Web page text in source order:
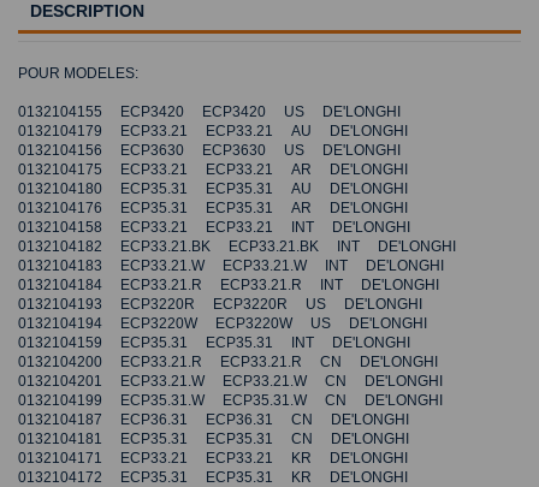
DESCRIPTION
POUR MODELES:
0132104155 ECP3420 ECP3420 US DE'LONGHI
0132104179 ECP33.21 ECP33.21 AU DE'LONGHI
0132104156 ECP3630 ECP3630 US DE'LONGHI
0132104175 ECP33.21 ECP33.21 AR DE'LONGHI
0132104180 ECP35.31 ECP35.31 AU DE'LONGHI
0132104176 ECP35.31 ECP35.31 AR DE'LONGHI
0132104158 ECP33.21 ECP33.21 INT DE'LONGHI
0132104182 ECP33.21.BK ECP33.21.BK INT DE'LONGHI
0132104183 ECP33.21.W ECP33.21.W INT DE'LONGHI
0132104184 ECP33.21.R ECP33.21.R INT DE'LONGHI
0132104193 ECP3220R ECP3220R US DE'LONGHI
0132104194 ECP3220W ECP3220W US DE'LONGHI
0132104159 ECP35.31 ECP35.31 INT DE'LONGHI
0132104200 ECP33.21.R ECP33.21.R CN DE'LONGHI
0132104201 ECP33.21.W ECP33.21.W CN DE'LONGHI
0132104199 ECP35.31.W ECP35.31.W CN DE'LONGHI
0132104187 ECP36.31 ECP36.31 CN DE'LONGHI
0132104181 ECP35.31 ECP35.31 CN DE'LONGHI
0132104171 ECP33.21 ECP33.21 KR DE'LONGHI
0132104172 ECP35.31 ECP35.31 KR DE'LONGHI